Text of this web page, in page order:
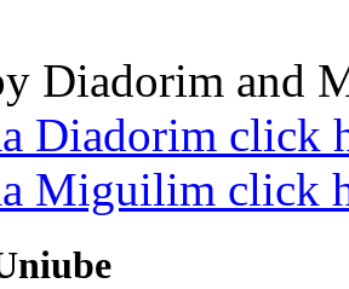
Diadorim and
Diadorim click
Miguilim click